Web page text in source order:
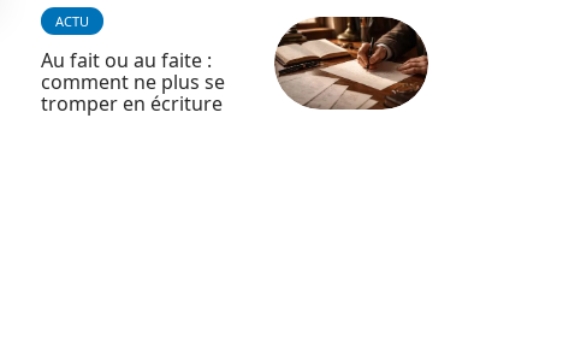
ACTU
Au fait ou au faite :
comment ne plus se
tromper en écriture